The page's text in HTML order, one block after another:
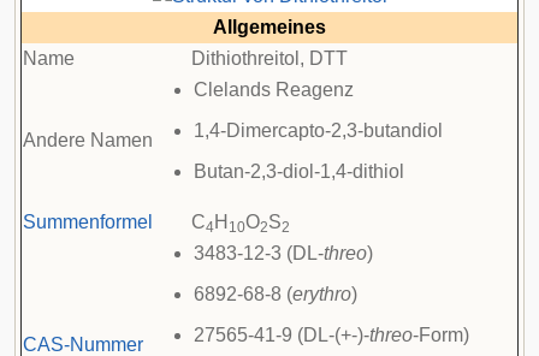
Allgemeines
Name
Dithiothreitol, DTT
Andere Namen
Clelands Reagenz
1,4-Dimercapto-2,3-butandiol
Butan-2,3-diol-1,4-dithiol
Summenformel C4H 10O2S2
CAS-Nummer
3483-12-3 (DL-threo)
6892-68-8 (erythro)
27565-41-9 (DL-(+-)-threo-Form)